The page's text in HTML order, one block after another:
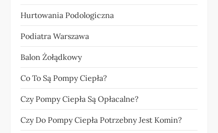
Hurtowania Podologiczna
Podiatra Warszawa
Balon Żołądkowy
Co To Są Pompy Ciepła?
Czy Pompy Ciepła Są Opłacalne?
Czy Do Pompy Ciepła Potrzebny Jest Komin?